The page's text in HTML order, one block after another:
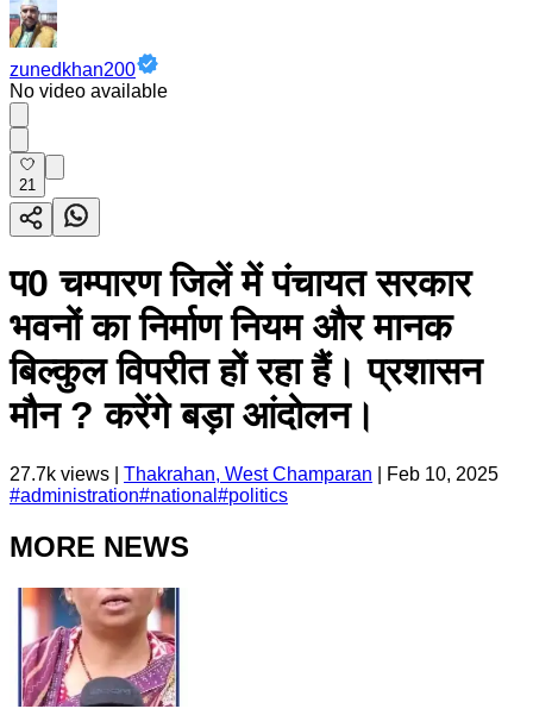
zunedkhan200
No video available
21
प0 चम्पारण जिलें में पंचायत सरकार
भवनों का निर्माण नियम और मानक
बिल्कुल विपरीत हों रहा हैं। प्रशासन
मौन ? करेंगे बड़ा आंदोलन।
27.7k views | Thakrahan, West Champaran
Feb 10, 2025
#administration#national #politics
MORE NEWS